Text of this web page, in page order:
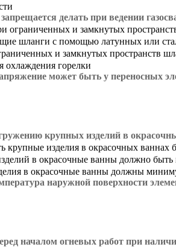
делать при ведении
ограниченных и замкнутых
шланги с помощью латунных или
и замкнутых пространств
охлаждения горелки
может быть у переносных
крупных изделий в
крупные изделия в окрасочных ваннах
в окрасочные ванны должно быть
в окрасочные ванны должны
наружной поверхности
началом огневых работ при